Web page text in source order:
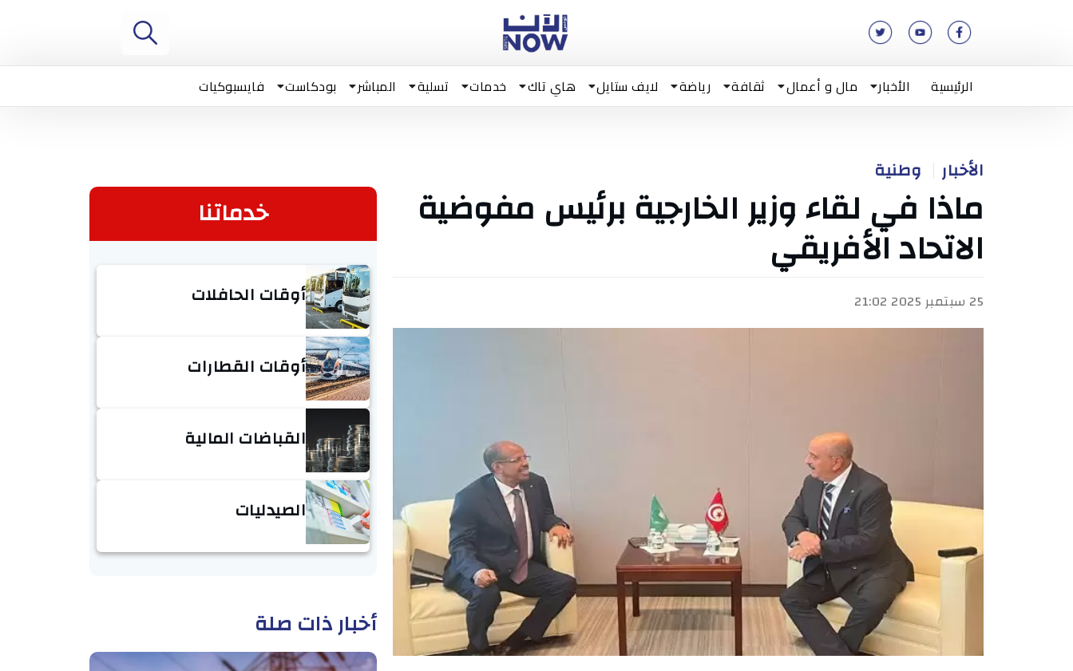
الرئيسية الأخبار مال و أعمال ثقافة رياضة لايف ستايل هاي تاك خدمات تسلية المباشر بودكاست فايسبوكيات
الأخبار وطنية
ماذا في لقاء وزير الخارجية برئيس مفوضية
الاتحاد الأفريقي
25 سبتمبر 2025 21:02
خدماتنا
أوقات الحافلات
أوقات القطارات
القباضات المالية
الصيدليات
أخبار ذات صلة